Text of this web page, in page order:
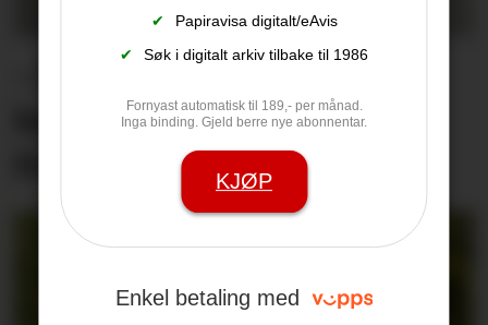
✔
Papiravisa digitalt/eAvis
✔
Søk i digitalt arkiv tilbake til 1986
Fornyast automatisk til 189,- per månad.
Inga binding. Gjeld berre nye abonnentar.
KJØP
Enkel betaling med
– Eit hardt debatt­klima
kan skremme unge vekk
frå lokal­politikken